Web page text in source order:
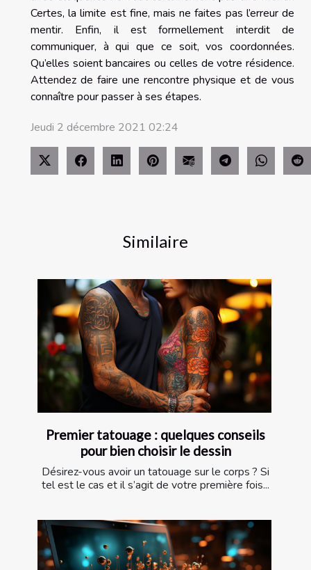
Similaire
Premier tatouage : quelques conseils
pour bien choisir le dessin
Désirez-vous avoir un tatouage sur le corps ? Si
tel est le cas et il s’agit de votre première fois...
Certes, la limite est fine, mais ne faites pas l’erreur de
mentir. Enfin, il est formellement interdit de
communiquer, à qui que ce soit, vos coordonnées.
Qu’elles soient bancaires ou celles de votre résidence.
Attendez de faire une rencontre physique et de vous
connaître pour passer à ses étapes.
Jeudi 2 décembre 2021 02:24